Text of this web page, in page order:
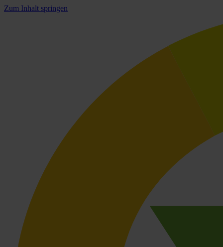
Zum Inhalt springen